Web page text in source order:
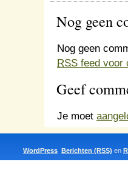
Nog geen
Nog geen
RSS feed voor
Geef
Je moet
WordPress Berichten (RSS) en